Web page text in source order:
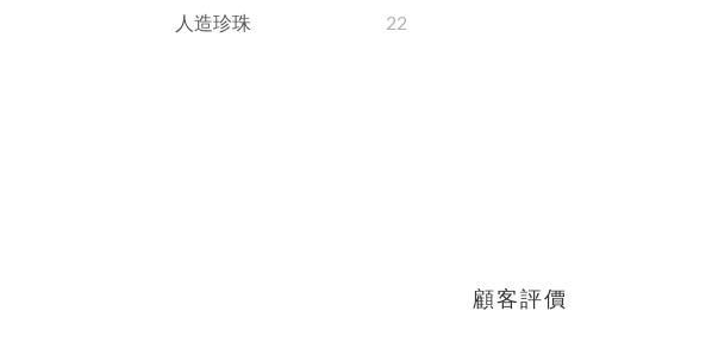
人造珍珠
22
顧客評價